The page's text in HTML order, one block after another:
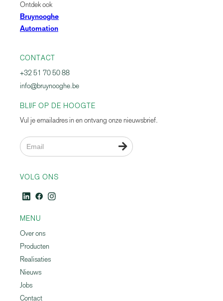
Ontdek ook
Bruynooghe
Automation
CONTACT
+32 51 70 50 88
info@bruynooghe.be
BLIJF OP DE HOOGTE
Vul je emailadres in en ontvang onze nieuwsbrief.

VOLG ONS
MENU
Over ons
Producten
Realisaties
Nieuws
Jobs
Contact